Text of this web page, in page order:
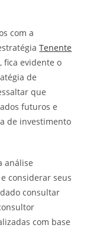
com a
Tenente
fica evidente o
de
que
futuros e
de investimento
análise
considerar seus
consultar
com base